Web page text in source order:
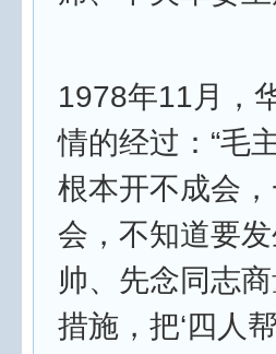
1978年11月，
情的经过：“毛
根本开不成会
会，不知道要
帅、先念同志
措施，把‘四人